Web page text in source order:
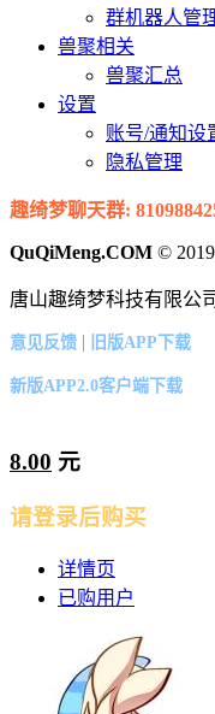
群机器人管
兽聚相关
兽聚汇总
设置
账号/通知设
隐私管理
趣绮梦聊天群:
QuQiMeng.COM ©
唐山趣绮梦科技有限公
意见反馈 | 旧版APP下载
新版APP2.0客户端下载
8.00 元
请登录后购买
详情页
已购用户